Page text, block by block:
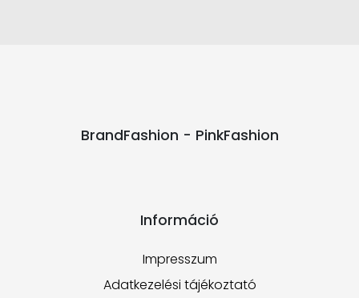
BrandFashion - PinkFashion
Információ
Impresszum
Adatkezelési tájékoztató